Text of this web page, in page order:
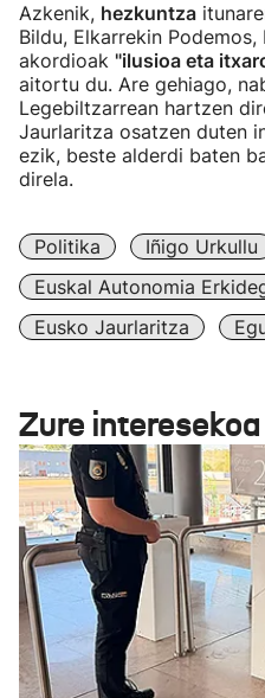
Azkenik, hezkuntza
Bildu, Elkarrekin
akordioak "ilusioa eta
aitortu du. Are gehiago,
Legebiltzarrean hartzen
Jaurlaritza osatzen duten
ezik, beste alderdi baten
direla.
Politika
Iñigo Urkullu
Euskal Autonomia
Eusko Jaurlaritza
Zure